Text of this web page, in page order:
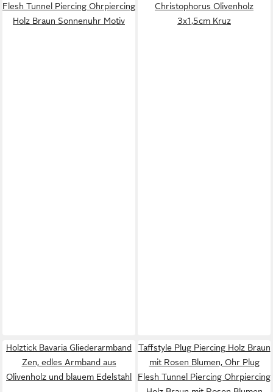
Flesh Tunnel Piercing Ohrpiercing
Holz Braun Sonnenuhr Motiv
Christophorus Olivenholz
3x1,5cm Kruz
Holztick Bavaria Gliederarmband
Zen, edles Armband aus
Olivenholz und blauem Edelstahl
Taffstyle Plug Piercing Holz Braun
mit Rosen Blumen, Ohr Plug
Flesh Tunnel Piercing Ohrpiercing